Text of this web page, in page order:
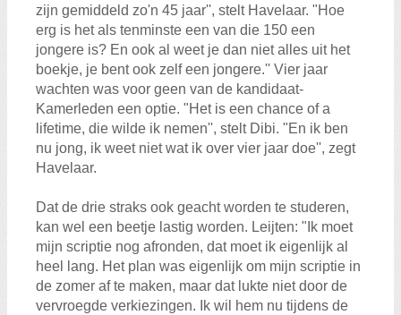
zijn gemiddeld zo'n 45 jaar'', stelt Havelaar. "Hoe
erg is het als tenminste een van die 150 een
jongere is? En ook al weet je dan niet alles uit het
boekje, je bent ook zelf een jongere.'' Vier jaar
wachten was voor geen van de kandidaat-
Kamerleden een optie. "Het is een chance of a
lifetime, die wilde ik nemen'', stelt Dibi. "En ik ben
nu jong, ik weet niet wat ik over vier jaar doe'', zegt
Havelaar.
Dat de drie straks ook geacht worden te studeren,
kan wel een beetje lastig worden. Leijten: "Ik moet
mijn scriptie nog afronden, dat moet ik eigenlijk al
heel lang. Het plan was eigenlijk om mijn scriptie in
de zomer af te maken, maar dat lukte niet door de
vervroegde verkiezingen. Ik wil hem nu tijdens de